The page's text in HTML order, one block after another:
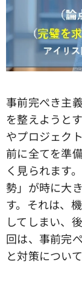
事前完ぺき主
を整えようと
やプロジェク
前に全てを準
く見られます
勢」が時に大
す。それは、
してしまい、
回は、事前完
と対策につい